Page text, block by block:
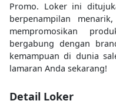
Promo. Loker ini
berpenampilan
mempromosikan
bergabung dengan
kemampuan di dunia
lamaran Anda sekarang!
Detail Loker